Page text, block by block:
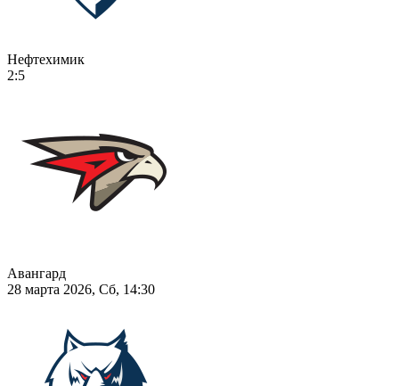
Нефтехимик
2:5
Авангард
28 марта 2026, Сб, 14:30